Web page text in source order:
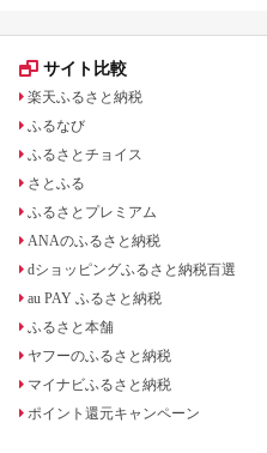
サイト比較
楽天ふるさと納税
ふるなび
ふるさとチョイス
さとふる
ふるさとプレミアム
ANAのふるさと納税
dショッピングふるさと納税百選
au PAY ふるさと納税
ふるさと本舗
ヤフーのふるさと納税
マイナビふるさと納税
ポイント還元キャンペーン